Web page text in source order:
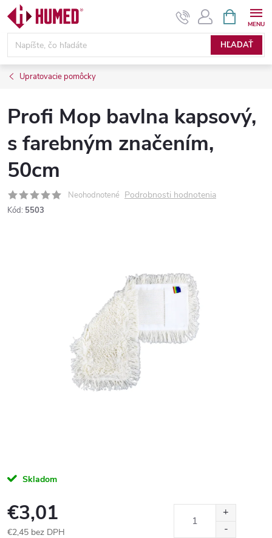
Prejsť
obsah
HĽADAŤ
KOŠÍK
Upratovacie pomôcky
Profi Mop bavlna kapsový,
s farebným značením,
50cm
Neohodnotené Podrobnosti hodnotenia
Kód: 5503
Skladom
€3,01
€2,45 bez DPH